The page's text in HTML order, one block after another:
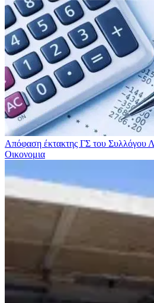
Απόφαση έκτακτης ΓΣ του Συλλόγου
Οικονομια